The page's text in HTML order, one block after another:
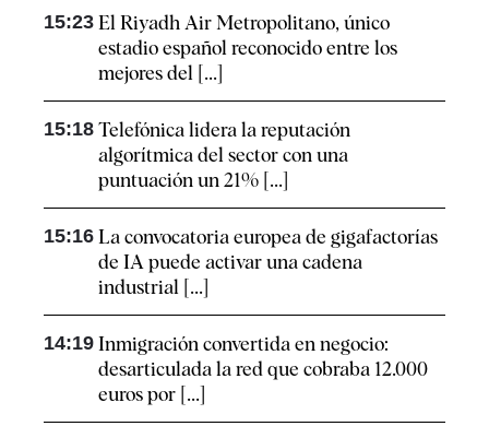
15:23 El Riyadh Air Metropolitano, único
estadio español reconocido entre los
mejores del [...]
15:18 Telefónica lidera la reputación
algorítmica del sector con una
puntuación un 21% [...]
15:16 La convocatoria europea de gigafactorías
de IA puede activar una cadena
industrial [...]
14:19 Inmigración convertida en negocio:
desarticulada la red que cobraba 12.000
euros por [...]